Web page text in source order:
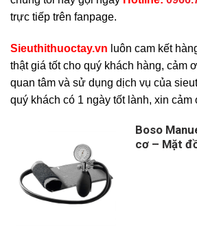
trực tiếp trên fanpage.
Sieuthithuoctay.vn luôn cam kết
thật giá tốt cho quý khách hàng, cảm
quan tâm và sử dụng dịch vụ của
quý khách có 1 ngày tốt lành, xin cảm
Boso
cơ – Mặt